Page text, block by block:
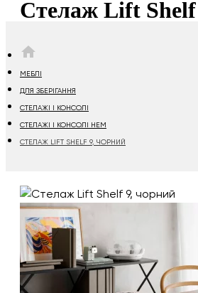
Стелаж Lift
МЕБЛІ
ДЛЯ ЗБЕРІГАННЯ
СТЕЛАЖІ І КОНСОЛІ
СТЕЛАЖІ І КОНСОЛІ HEM
СТЕЛАЖ LIFT SHELF 9, ЧОРНИЙ